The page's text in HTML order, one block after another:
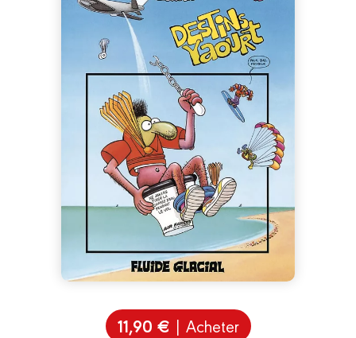
11,90 € | Acheter